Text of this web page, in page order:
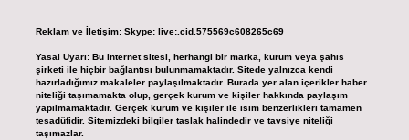
Reklam ve İletişim: Skype: live:.cid.575569c608265c69
Yasal Uyarı: Bu internet sitesi, herhangi bir marka, kurum veya şahıs
şirketi ile hiçbir bağlantısı bulunmamaktadır. Sitede yalnızca kendi
hazırladığımız makaleler paylaşılmaktadır. Burada yer alan içerikler haber
niteliği taşımamakta olup, gerçek kurum ve kişiler hakkında paylaşım
yapılmamaktadır. Gerçek kurum ve kişiler ile isim benzerlikleri tamamen
tesadüfidir. Sitemizdeki bilgiler taslak halindedir ve tavsiye niteliği
taşımazlar.